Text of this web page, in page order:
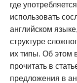
где
использовать
английском
структуре
их типы. Об этом
прочитать в
предложения в